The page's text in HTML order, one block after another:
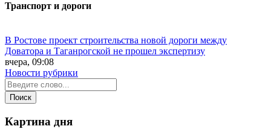
Транспорт и дороги
В Ростове проект строительства новой дороги между
Доватора и Таганрогской не прошел экспертизу
вчера, 09:08
Новости рубрики
Картина дня